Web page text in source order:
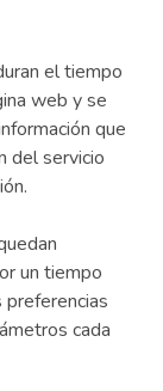
el tiempo
web y se
que
del servicio
un tiempo
cada